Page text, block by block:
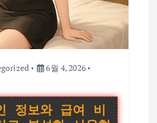
6월 4, 2026
정보와 급여 비